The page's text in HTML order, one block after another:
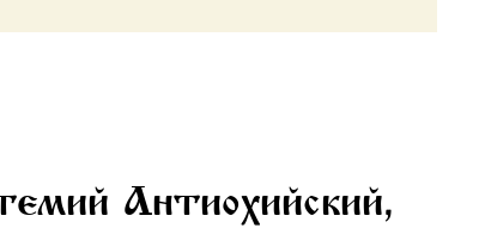
Антиохийский,